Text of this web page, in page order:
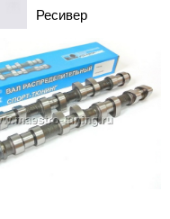
Ресивер